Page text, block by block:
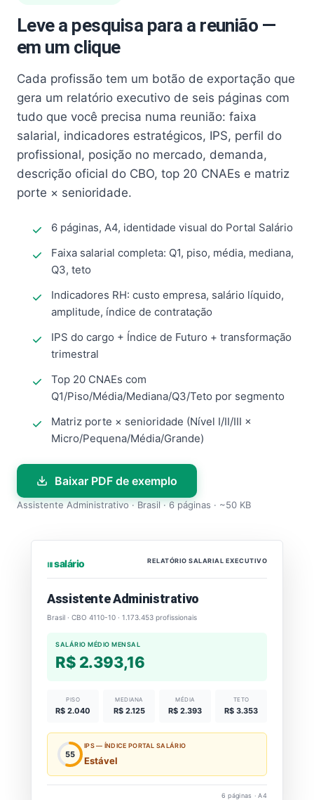
Leve a pesquisa para a reunião —
em um clique
Cada profissão tem um botão de exportação que
gera um relatório executivo de seis páginas com
tudo que você precisa numa reunião: faixa
salarial, indicadores estratégicos, IPS, perfil do
profissional, posição no mercado, demanda,
descrição oficial do CBO, top 20 CNAEs e matriz
porte × senioridade.
6 páginas, A4, identidade visual do Portal Salário
Faixa salarial completa: Q1, piso, média, mediana,
Q3, teto
Indicadores RH: custo empresa, salário líquido,
amplitude, índice de contratação
IPS do cargo + Índice de Futuro + transformação
trimestral
Top 20 CNAEs com
Q1/Piso/Média/Mediana/Q3/Teto por segmento
Matriz porte × senioridade (Nível I/II/III ×
Micro/Pequena/Média/Grande)
Baixar PDF de exemplo
Assistente Administrativo · Brasil · 6 páginas · ~50 KB
⏐⏐⏐ salário RELATÓRIO SALARIAL EXECUTIVO
Assistente Administrativo
Brasil · CBO 4110-10 · 1.173.453 profissionais
SALÁRIO MÉDIO MENSAL
R$ 2.393,16
PISO
R$ 2.040
MEDIANA
R$ 2.125
MÉDIA
R$ 2.393
TETO
R$ 3.353
55
IPS — ÍNDICE PORTAL SALÁRIO
Estável
6 páginas · A4